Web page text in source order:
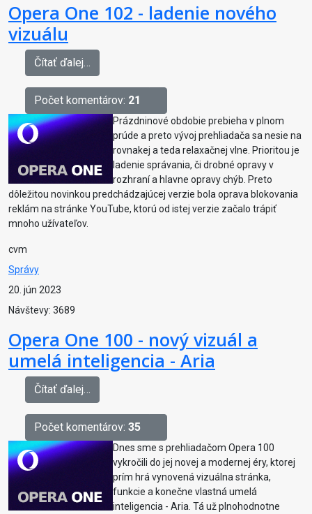
Opera One 102 - ladenie nového
vizuálu
Čítať ďalej…
Počet komentárov: 21
Prázdninové obdobie prebieha v plnom
prúde a preto vývoj prehliadača sa nesie na
rovnakej a teda relaxačnej vlne. Prioritou je
ladenie správania, či drobné opravy v
rozhraní a hlavne opravy chýb. Preto
dôležitou novinkou predchádzajúcej verzie bola oprava blokovania
reklám na stránke YouTube, ktorú od istej verzie začalo trápiť
mnoho užívateľov.
cvm
Správy
20. jún 2023
Návštevy: 3689
Opera One 100 - nový vizuál a
umelá inteligencia - Aria
Čítať ďalej…
Počet komentárov: 35
Dnes sme s prehliadačom Opera 100
vykročili do jej novej a modernej éry, ktorej
prím hrá vynovená vizuálna stránka,
funkcie a konečne vlastná umelá
inteligencia - Aria. Tá už plnohodnotne